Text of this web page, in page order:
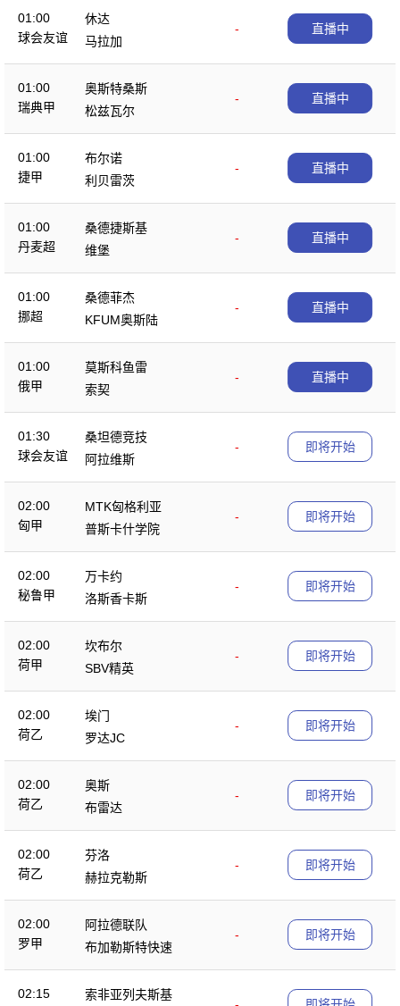
01:00
球会友谊
休达
-
马拉加
直播中
01:00
瑞典甲
奥斯特桑斯
-
松兹瓦尔
直播中
01:00
捷甲
布尔诺
-
利贝雷茨
直播中
01:00
丹麦超
桑德捷斯基
-
维堡
直播中
01:00
挪超
桑德菲杰
-
KFUM奥斯陆
直播中
01:00
俄甲
莫斯科鱼雷
-
索契
直播中
01:30
球会友谊
桑坦德竞技
-
阿拉维斯
即将开始
02:00
匈甲
MTK匈格利亚
-
普斯卡什学院
即将开始
02:00
秘鲁甲
万卡约
-
洛斯香卡斯
即将开始
02:00
荷甲
坎布尔
-
SBV精英
即将开始
02:00
荷乙
埃门
-
罗达JC
即将开始
02:00
荷乙
奥斯
-
布雷达
即将开始
02:00
荷乙
芬洛
-
赫拉克勒斯
即将开始
02:00
罗甲
阿拉德联队
-
布加勒斯特快速
即将开始
02:15
索非亚列夫斯基